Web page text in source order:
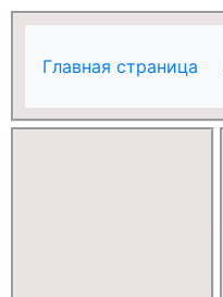
Главная страница